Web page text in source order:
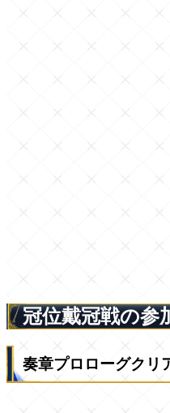
冠位戴冠戦の参
奏章プロローグクリ